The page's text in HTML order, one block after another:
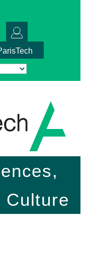
Culture